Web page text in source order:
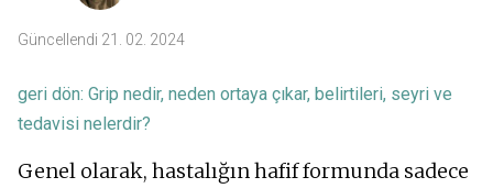
Güncellendi 21. 02. 2024
geri dön: Grip nedir, neden ortaya çıkar, belirtileri, seyri ve
tedavisi nelerdir?
Genel olarak, hastalığın hafif formunda sadece